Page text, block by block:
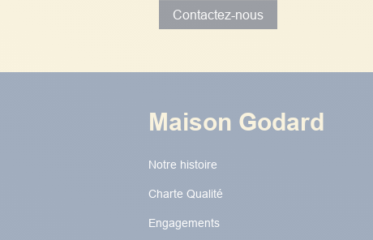
Contactez-nous
Maison Godard
Notre histoire
Charte Qualité
Engagements